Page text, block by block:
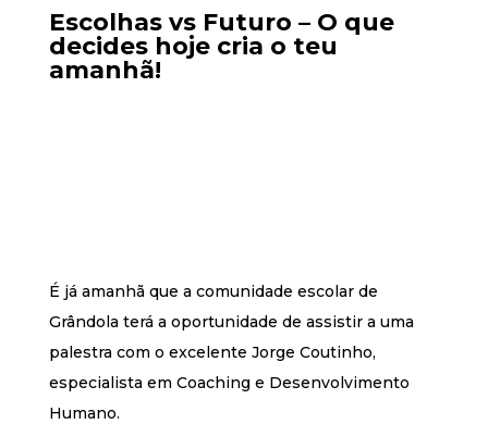
Escolhas vs Futuro – O que
decides hoje cria o teu
amanhã!
É já amanhã que a comunidade escolar de
Grândola terá a oportunidade de assistir a uma
palestra com o excelente Jorge Coutinho,
especialista em Coaching e Desenvolvimento
Humano.